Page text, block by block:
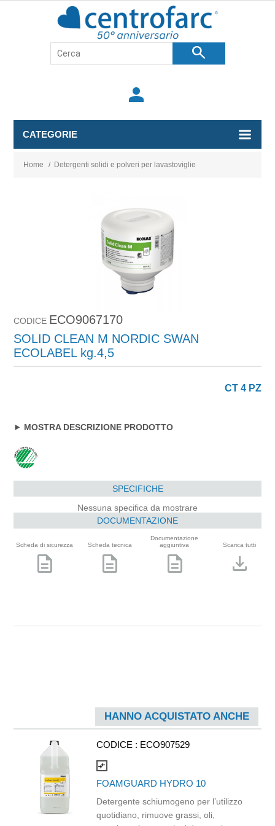
search
person
CATEGORIE
Home / Detergenti solidi e polveri per lavastoviglie
CODICE ECO9067170
SOLID CLEAN M NORDIC SWAN
ECOLABEL kg.4,5
CT 4 PZ
MOSTRA DESCRIZIONE PRODOTTO
SPECIFICHE
Nessuna specifica da mostrare
DOCUMENTAZIONE
Scheda di sicurezza
description
Scheda tecnica
description
Documentazione
aggiuntiva
description
Scarica tutti
download
HANNO ACQUISTATO ANCHE
CODICE : ECO907529
compare_arrows
FOAMGUARD HYDRO 10
Detergente schiumogeno per l’utilizzo
quotidiano, rimuove grassi, oli,